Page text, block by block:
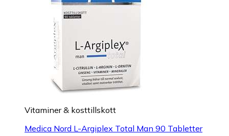
Vitaminer & kosttillskott
Medica Nord L-Argiplex Total Man 90 Tabletter